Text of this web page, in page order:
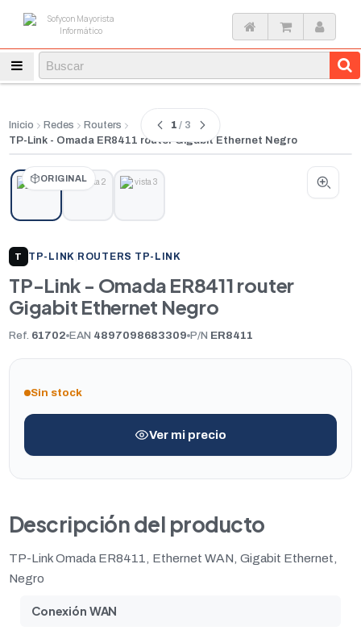
Inicio Redes
Routers
TP-Link - Omada ER8411 router Gigabit Ethernet Negro
ORIGINAL
1 / 3
T TP-LINK ROUTERS TP-LINK
TP-Link - Omada ER8411 router
Gigabit Ethernet Negro
Ref. 61702 EAN 4897098683309 P/N ER8411
Sin stock
Ver mi precio
Descripción del producto
TP-Link Omada ER8411, Ethernet WAN, Gigabit Ethernet,
Negro
Conexión WAN